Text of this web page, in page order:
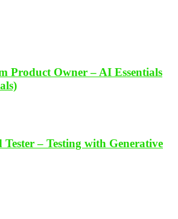
Product Owner – AI Essentials
– Testing with Generative